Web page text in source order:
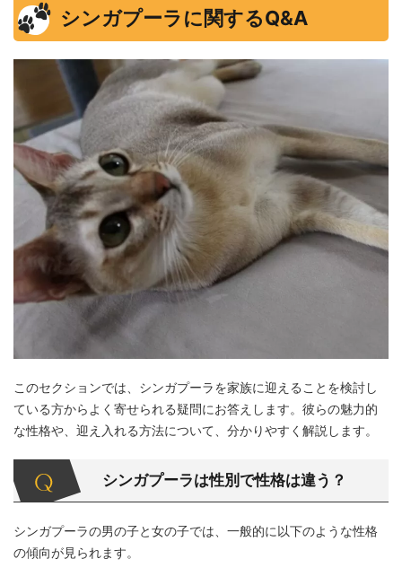
シンガプーラに関するQ&A
このセクションでは、シンガプーラを家族に迎えることを検討し
ている方からよく寄せられる疑問にお答えします。彼らの魅力的
な性格や、迎え入れる方法について、分かりやすく解説します。
シンガプーラは性別で性格は違う？
シンガプーラの男の子と女の子では、一般的に以下のような性格
の傾向が見られます。